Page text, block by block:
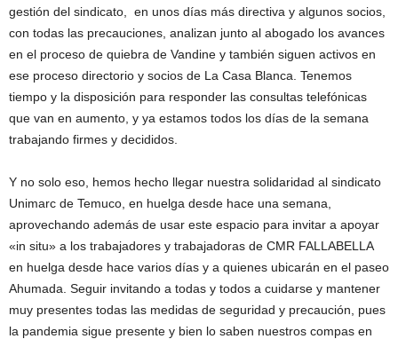
gestión del sindicato, en unos días más directiva y algunos socios,
con todas las precauciones, analizan junto al abogado los avances
en el proceso de quiebra de Vandine y también siguen activos en
ese proceso directorio y socios de La Casa Blanca. Tenemos
tiempo y la disposición para responder las consultas telefónicas
que van en aumento, y ya estamos todos los días de la semana
trabajando firmes y decididos.
Y no solo eso, hemos hecho llegar nuestra solidaridad al sindicato
Unimarc de Temuco, en huelga desde hace una semana,
aprovechando además de usar este espacio para invitar a apoyar
«in situ» a los trabajadores y trabajadoras de CMR FALLABELLA
en huelga desde hace varios días y a quienes ubicarán en el paseo
Ahumada. Seguir invitando a todas y todos a cuidarse y mantener
muy presentes todas las medidas de seguridad y precaución, pues
la pandemia sigue presente y bien lo saben nuestros compas en